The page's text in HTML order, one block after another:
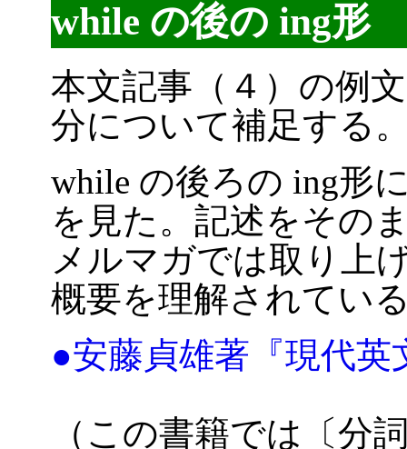
while の後の ing形
本文記事（４）の例
分について補足する
while の後ろの ing形
を見た。記述をその
メルマガでは取り上
概要を理解されてい
●安藤貞雄著『現代英
（この書籍では〔分